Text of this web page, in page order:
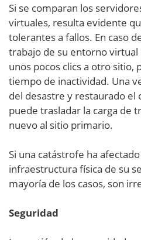
Si se comparan los
virtuales, resulta evidente
tolerantes a fallos. En caso
trabajo de su entorno
unos pocos clics a otro sitio,
tiempo de inactividad. Una
del desastre y restaurado el
puede trasladar la carga de
nuevo al sitio primario.
Si una catástrofe ha
infraestructura física de su
mayoría de los casos, son
Seguridad